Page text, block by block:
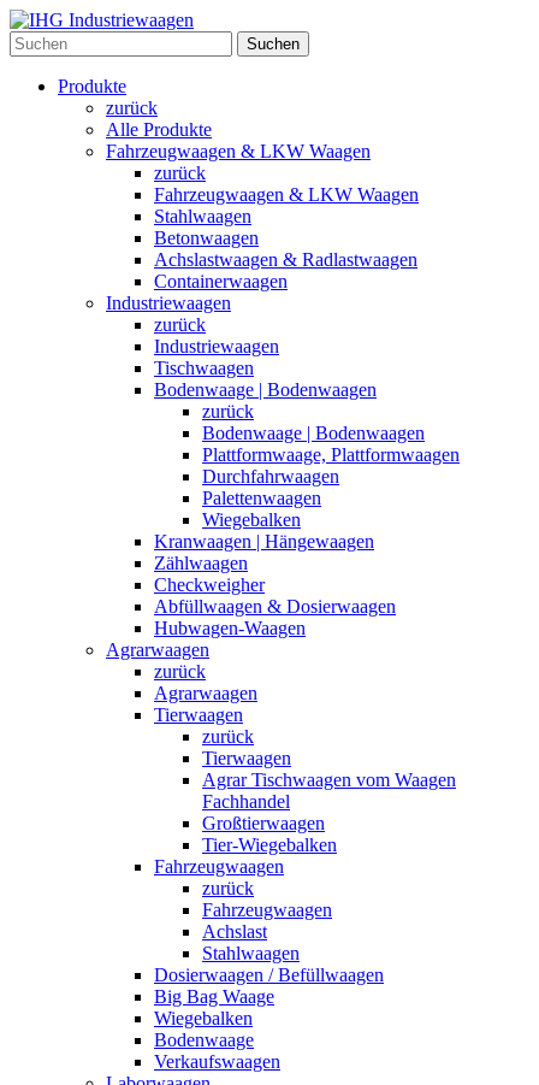
Suchen
Produkte
zurück
Alle Produkte
Fahrzeugwaagen & LKW Waagen
zurück
Fahrzeugwaagen & LKW Waagen
Stahlwaagen
Betonwaagen
Achslastwaagen & Radlastwaagen
Containerwaagen
Industriewaagen
zurück
Industriewaagen
Tischwaagen
Bodenwaage | Bodenwaagen
zurück
Bodenwaage | Bodenwaagen
Plattformwaage, Plattformwaagen
Durchfahrwaagen
Palettenwaagen
Wiegebalken
Kranwaagen | Hängewaagen
Zählwaagen
Checkweigher
Abfüllwaagen & Dosierwaagen
Hubwagen-Waagen
Agrarwaagen
zurück
Agrarwaagen
Tierwaagen
zurück
Tierwaagen
Agrar Tischwaagen vom Waagen
Fachhandel
Großtierwaagen
Tier-Wiegebalken
Fahrzeugwaagen
zurück
Fahrzeugwaagen
Achslast
Stahlwaagen
Dosierwaagen / Befüllwaagen
Big Bag Waage
Wiegebalken
Bodenwaage
Verkaufswaagen